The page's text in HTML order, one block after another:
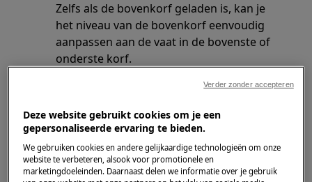
Zelfs als de bovenkorf geladen is, kan je
het niveau van de bovenkorf eenvoudig
aanpassen aan de vaat in de bovenste of
onderste korf.
Deze website gebruikt cookies om je een
gepersonaliseerde ervaring te bieden.
We gebruiken cookies en andere gelijkaardige technologieën om onze
website te verbeteren, alsook voor promotionele en
marketingdoeleinden. Daarnaast delen we informatie over je gebruik
Verder zonder accepteren